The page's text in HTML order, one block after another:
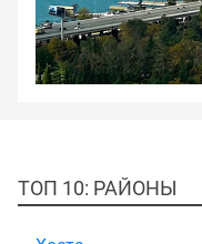
ТОП 10: РАЙОНЫ